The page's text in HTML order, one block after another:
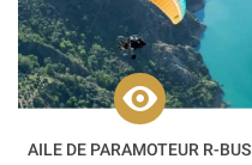
AILE DE PARAMOTEUR R-BUS